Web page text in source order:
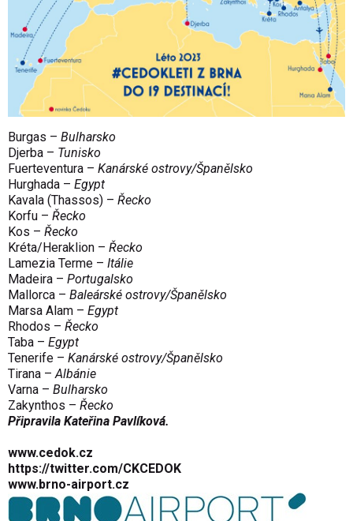
Burgas – Bulharsko
Djerba – Tunisko
Fuerteventura – Kanárské ostrovy/Španělsko
Hurghada – Egypt
Kavala (Thassos) – Řecko
Korfu – Řecko
Kos – Řecko
Kréta/Heraklion – Řecko
Lamezia Terme – Itálie
Madeira – Portugalsko
Mallorca – Baleárské ostrovy/Španělsko
Marsa Alam – Egypt
Rhodos – Řecko
Taba – Egypt
Tenerife – Kanárské ostrovy/Španělsko
Tirana –Albánie
Varna – Bulharsko
Zakynthos – Řecko
Připravila Kateřina Pavlíková.
www.cedok.cz
https://twitter.com/CKCEDOK
www.brno-airport.cz